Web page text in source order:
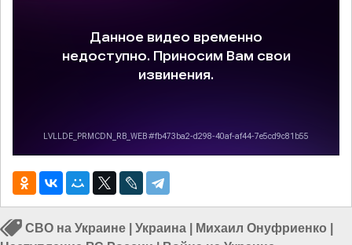
СВО на Украине Украина Михаил Онуфриенко